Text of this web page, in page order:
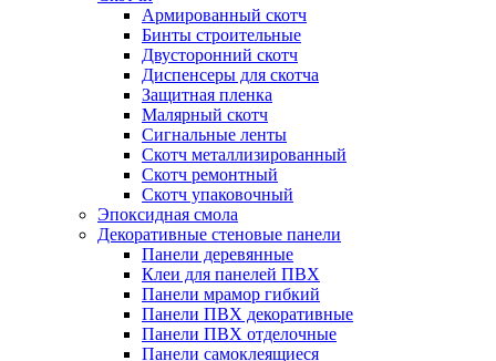
Армированный скотч
Бинты строительные
Двусторонний скотч
Диспенсеры для скотча
Защитная пленка
Малярный скотч
Сигнальные ленты
Скотч металлизированный
Скотч ремонтный
Скотч упаковочный
Эпоксидная смола
Декоративные стеновые панели
Панели деревянные
Клеи для панелей ПВХ
Панели мрамор гибкий
Панели ПВХ декоративные
Панели ПВХ отделочные
Панели самоклеящиеся